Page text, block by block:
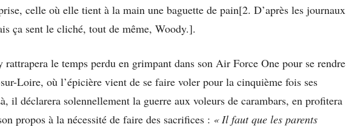
celle où elle tient à la main une baguette de pain[2. D’après les journaux
ça sent le cliché, tout de même, Woody.].
rattrapera le temps perdu en grimpant dans son Air Force One pour se rendre
Loire, où l’épicière vient de se faire voler pour la cinquième fois ses
il déclarera solennellement la guerre aux voleurs de carambars, en profitera
propos à la nécessité de faire des sacrifices : « Il faut que les parents